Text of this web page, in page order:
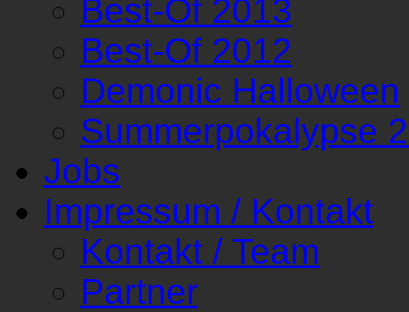
Best-Of 2013
Best-Of 2012
Demonic Halloween
Summerpokalypse
Jobs
Impressum / Kontakt
Kontakt / Team
Partner